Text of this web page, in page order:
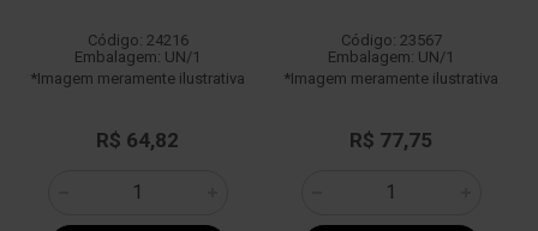
Código: 24216
Embalagem: UN/1
*Imagem meramente ilustrativa
R$ 64,82
Código: 23567
Embalagem: UN/1
*Imagem meramente ilustrativa
R$ 77,75